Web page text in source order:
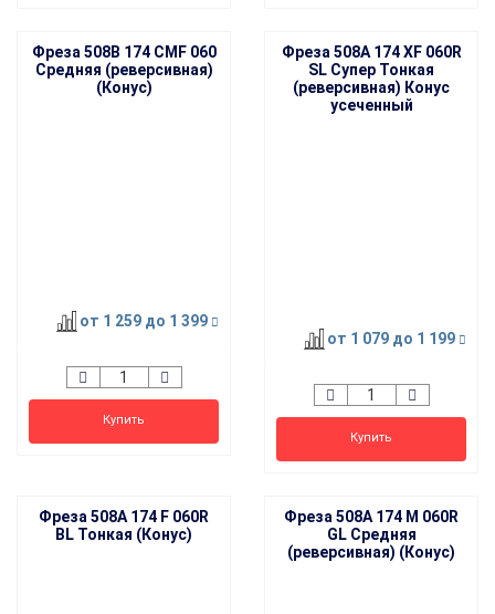
Фреза 508B 174 CMF 060
Средняя (реверсивная)
(Конус)
от 1 259 до 1 399
Купить
Фреза 508A 174 XF 060R
SL Супер Тонкая
(реверсивная) Конус
усеченный
от 1 079 до 1 199
Купить
Фреза 508A 174 F 060R
BL Тонкая (Конус)
Фреза 508A 174 M 060R
GL Средняя
(реверсивная) (Конус)